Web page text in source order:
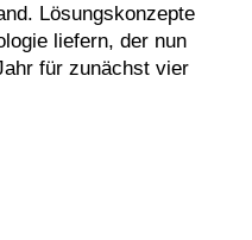
Lösungskonzepte
liefern, der nun
für zunächst vier